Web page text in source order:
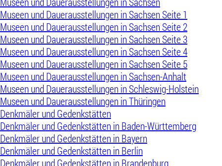
Museen und Dauerausstellungen in Sachsen Seite 1
Museen und Dauerausstellungen in Sachsen Seite 2
Museen und Dauerausstellungen in Sachsen Seite 3
Museen und Dauerausstellungen in Sachsen Seite 4
Museen und Dauerausstellungen in Sachsen Seite 5
Museen und Dauerausstellungen in Sachsen-Anhalt
Museen und Dauerausstellungen in Schleswig-Holstein
Museen und Dauerausstellungen in Thüringen
Denkmäler und Gedenkstätten
Denkmäler und Gedenkstätten in Baden-Württemberg
Denkmäler und Gedenkstätten in Bayern
Denkmäler und Gedenkstätten in Berlin